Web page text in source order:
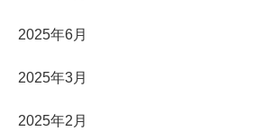
2025年6月
2025年3月
2025年2月